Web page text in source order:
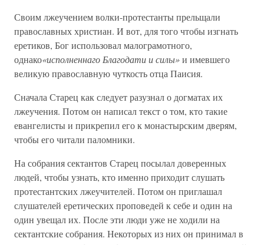
Своим лжеучением волки-протестанты прельщали
православных христиан. И вот, для того чтобы изгнать
еретиков, Бог использовал малограмотного,
однако«исполненнаго Благодати и силы»и имевшего
великую православную чуткость отца Паисия.
Сначала Старец как следует разузнал о догматах их
лжеучения. Потом он написал текст о том, кто такие
евангелисты и прикрепил его к монастырским дверям,
чтобы его читали паломники.
На собрания сектантов Старец посылал доверенных
людей, чтобы узнать, кто именно приходит слушать
протестантских лжеучителей. Потом он приглашал
слушателей еретических проповедей к себе и один на
один увещал их. После эти люди уже не ходили на
сектантские собрания. Некоторых из них он принимал в